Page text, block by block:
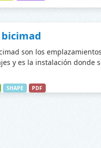
bicimad
son los
y es la instalación donde
SHAPE PDF